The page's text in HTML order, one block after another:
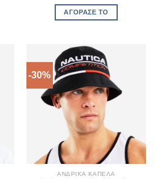
was:
€29,00.
ΑΓΌΡΑΣΈ ΤΟ
-30%
ΑΝΔΡΙΚΆ ΚΑΠΈΛΑ